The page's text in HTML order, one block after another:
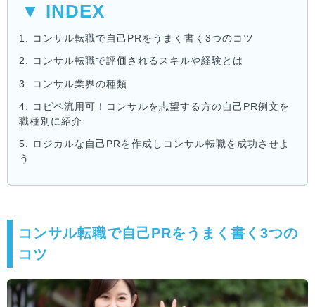
▼ INDEX
1. コンサル転職で自己PRをうまく書く3つのコツ
2. コンサル転職で評価されるスキルや経験とは
3. コンサル業界の種類
4.
コピペ流用可！コンサルを志望する方の自己PR例文を
職種別に紹介
5.
ロジカルな自己PRを作成しコンサル転職を成功させよ
う
コンサル転職で自己PRをうまく書く3つの
コツ